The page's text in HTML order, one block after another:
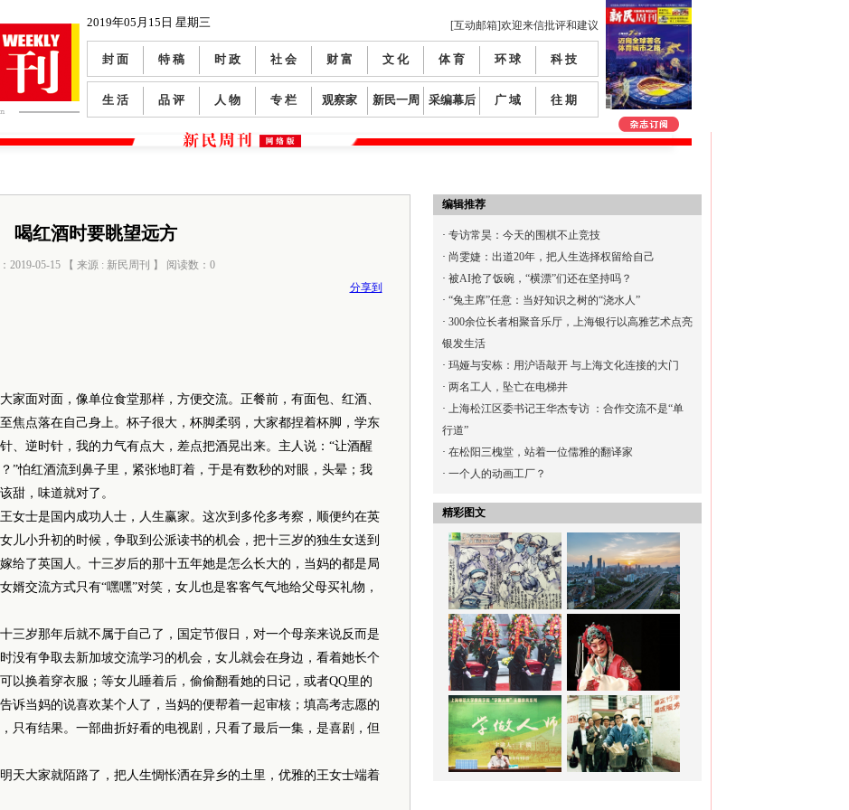
2019年05月15日 星期三 [互动邮箱]欢迎来信批评和建议
封 面 特 稿 时 政 社 会 财 富 文 化 体 育 环 球 科 技
生 活 品 评 人 物 专 栏 观察家 新民一周 采编幕后 广 域 往 期
喝红酒时要眺望远方
2019-05-15 【 来源 : 新民周刊 】 阅读数： 0
分享到
面对面，像单位食堂那样，方便交流。正餐前，有面包、红酒、
焦点落在自己身上。杯子很大，杯脚柔弱，大家都捏着杯脚，学东
、逆时针，我的力气有点大，差点把酒晃出来。主人说：“让酒醒
”怕红酒流到鼻子里，紧张地盯着，于是有数秒的对眼，头晕；我
甜，味道就对了。
士是国内成功人士，人生赢家。这次到多伦多考察，顺便约在英
儿小升初的时候，争取到公派读书的机会，把十三岁的独生女送到
给了英国人。十三岁后的那十五年她是怎么长大的，当妈的都是局
婿交流方式只有“嘿嘿”对笑，女儿也是客客气气地给父母买礼物，
岁那年后就不属于自己了，国定节假日，对一个母亲来说反而是
没有争取去新加坡交流学习的机会，女儿就会在身边，看着她长个
以换着穿衣服；等女儿睡着后，偷偷翻看她的日记，或者QQ里的
诉当妈的说喜欢某个人了，当妈的便帮着一起审核；填高考志愿的
有结果。一部曲折好看的电视剧，只看了最后一集，是喜剧，但
大家就陌路了，把人生惆怅洒在异乡的土里，优雅的王女士端着
编辑推荐
· 专访常昊：今天的围棋不止竞技
· 尚雯婕：出道20年，把人生选择权留给自己
· 被AI抢了饭碗，“横漂”们还在坚持吗？
· “兔主席”任意：当好知识之树的“浇水人”
· 300余位长者相聚音乐厅，上海银行以高雅艺术点亮
银发生活
· 玛娅与安栋：用沪语敲开 与上海文化连接的大门
· 两名工人，坠亡在电梯井
· 上海松江区委书记王华杰专访 ：合作交流不是“单
行道”
· 在松阳三槐堂，站着一位儒雅的翻译家
· 一个人的动画工厂？
精彩图文